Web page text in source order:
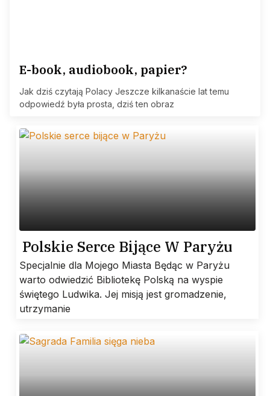
E-book, audiobook, papier?
Jak dziś czytają Polacy Jeszcze kilkanaście lat temu
odpowiedź była prosta, dziś ten obraz
Polskie Serce Bijące W Paryżu
Specjalnie dla Mojego Miasta Będąc w Paryżu
warto odwiedzić Bibliotekę Polską na wyspie
świętego Ludwika. Jej misją jest gromadzenie,
utrzymanie